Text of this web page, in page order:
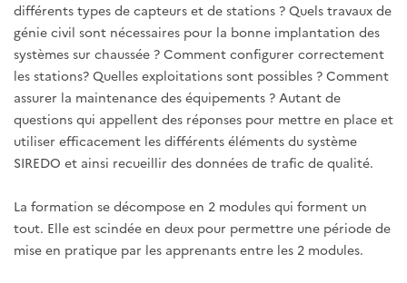
différents types de capteurs et de stations ? Quels travaux de
génie civil sont nécessaires pour la bonne implantation des
systèmes sur chaussée ? Comment configurer correctement
les stations? Quelles exploitations sont possibles ? Comment
assurer la maintenance des équipements ? Autant de
questions qui appellent des réponses pour mettre en place et
utiliser efficacement les différents éléments du système
SIREDO et ainsi recueillir des données de trafic de qualité.
La formation se décompose en 2 modules qui forment un
tout. Elle est scindée en deux pour permettre une période de
mise en pratique par les apprenants entre les 2 modules.